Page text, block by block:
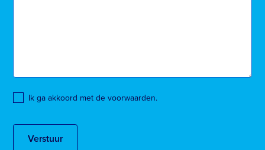
Ik ga akkoord met de voorwaarden.